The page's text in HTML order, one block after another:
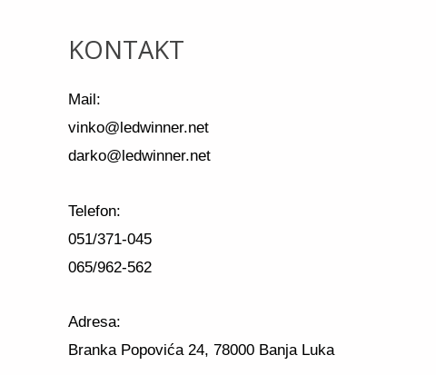
KONTAKT
Mail:
vinko@ledwinner.net
darko@ledwinner.net
Telefon:
051/371-045
065/962-562
Adresa:
Branka Popovića 24, 78000 Banja Luka